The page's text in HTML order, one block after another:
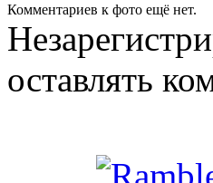
Комментариев к фото ещё нет.
оставлять